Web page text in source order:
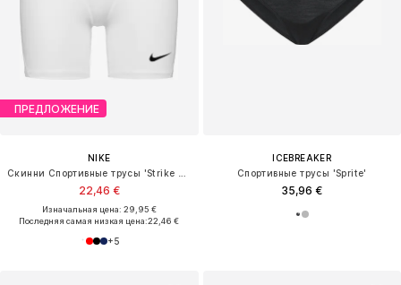
ПРЕДЛОЖЕНИЕ
NIKE
22,46 €
Изначальная цена: 29,95 €
Последняя самая низкая цена:22,46 €
+5
ICEBREAKER
Спортивные трусы 'Sprite'
35,96 €